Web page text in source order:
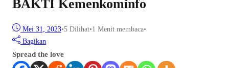
BAKTI Kemenkominfo
Mei 31, 2023•5 Dilihat•1 Menit membaca•
Bagikan
Spread the love